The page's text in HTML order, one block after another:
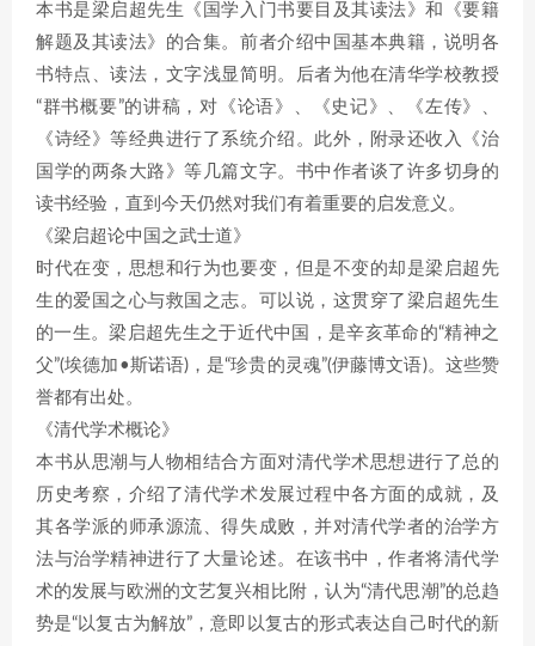
本书是梁启超先生《国学入门书要目及其读法》和《要籍
解题及其读法》的合集。前者介绍中国基本典籍，说明各
书特点、读法，文字浅显简明。后者为他在清华学校教授
“群书概要”的讲稿，对《论语》、《史记》、《左传》、
《诗经》等经典进行了系统介绍。此外，附录还收入《治
国学的两条大路》等几篇文字。书中作者谈了许多切身的
读书经验，直到今天仍然对我们有着重要的启发意义。
《梁启超论中国之武士道》
时代在变，思想和行为也要变，但是不变的却是梁启超先
生的爱国之心与救国之志。可以说，这贯穿了梁启超先生
的一生。梁启超先生之于近代中国，是辛亥革命的“精神之
父”(埃德加•斯诺语)，是“珍贵的灵魂”(伊藤博文语)。这些赞
誉都有出处。
《清代学术概论》
本书从思潮与人物相结合方面对清代学术思想进行了总的
历史考察，介绍了清代学术发展过程中各方面的成就，及
其各学派的师承源流、得失成败，并对清代学者的治学方
法与治学精神进行了大量论述。在该书中，作者将清代学
术的发展与欧洲的文艺复兴相比附，认为“清代思潮”的总趋
势是“以复古为解放”，意即以复古的形式表达自己时代的新